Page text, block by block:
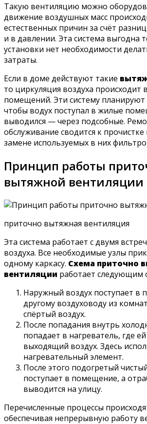
Такую вентиляцию можно
движение воздушных масс
естественных причин за счёт
и в давлении. Эта система выгодна
установки нет необходимости
затраты.
Если в доме действуют такие
то циркуляция воздуха происходит
помещений. Эти систему
чтобы водух поступал в жилые
выводился — через подсобные.
обслуживание сводится к
замене используемых в них
Принцип работы
вытяжной вентиляции
приточно вытяжная вентиляция
Эта система работает с двумя
воздуха. Все необходимые узлы
одному каркасу. Схема приточно
вентиляции работает следующим
Наружный воздух поступает в
другому воздуховоду из
спёртый воздух.
После попадания внутрь
попадает в нагреватель, где
выходящий воздух. Здесь
нагревательный элемент.
После этого подогретый
поступает в помещение, а
выводится на улицу.
Перечисленные процессы
обеспечивая непрерывную работу